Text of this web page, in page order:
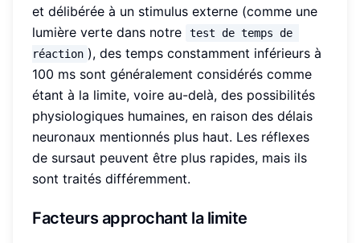
et délibérée à un stimulus externe (comme une
lumière verte dans notre
test de temps de
réaction ), des temps constamment inférieurs à
100 ms sont généralement considérés comme
étant à la limite, voire au-delà, des possibilités
physiologiques humaines, en raison des délais
neuronaux mentionnés plus haut. Les réflexes
de sursaut peuvent être plus rapides, mais ils
sont traités différemment.
Facteurs approchant la limite